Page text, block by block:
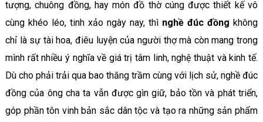
tượng, chuông đồng, hay món đồ thờ cúng được thiết kế vô
cùng khéo léo, tinh xảo ngày nay, thì nghề đúc đồng không
chỉ là sự tài hoa, điêu luyện của người thợ mà còn mang trong
mình rất nhiều ý nghĩa về giá trị tâm linh, nghệ thuật và kinh tế.
Dù cho phải trải qua bao thăng trầm cùng với lịch sử, nghề đúc
đồng của ông cha ta vẫn được gìn giữ, bảo tồn và phát triển,
góp phần tôn vinh bản sắc dân tộc và tạo ra những sản phẩm